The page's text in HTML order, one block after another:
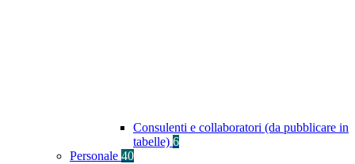
Consulenti e collaboratori (da pubblicare in
tabelle) 6
Personale 40